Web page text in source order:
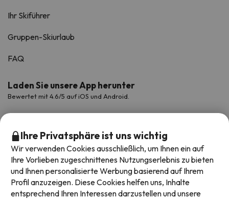
Ihr Skiführer
Gruppen-Skiurlaub
FAQ
Laden Sie unsere App herunter
Bewertet mit 4.6/5 auf iOS und Android.
Ihre Privatsphäre ist uns wichtig
Wir verwenden Cookies ausschließlich, um Ihnen ein auf
Ihre Vorlieben zugeschnittenes Nutzungserlebnis zu bieten
und Ihnen personalisierte Werbung basierend auf Ihrem
Profil anzuzeigen. Diese Cookies helfen uns, Inhalte
entsprechend Ihren Interessen darzustellen und unsere